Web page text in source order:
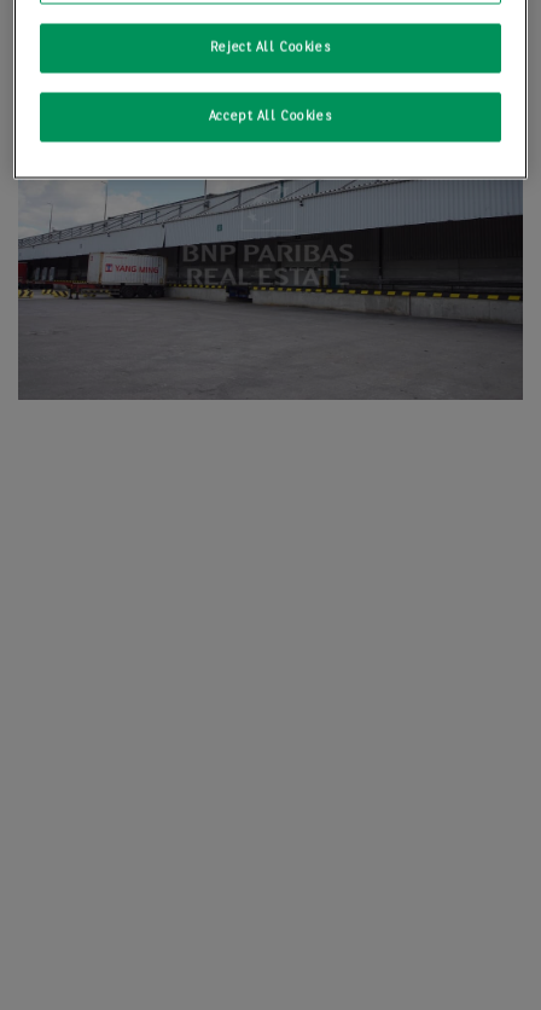
Reject All Cookies
Accept All Cookies